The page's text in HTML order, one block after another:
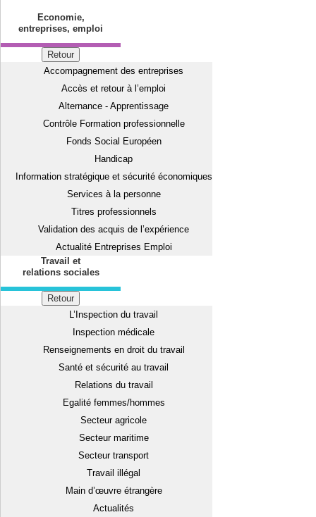
Economie,
entreprises, emploi
Retour
Accompagnement des entreprises
Accès et retour à l’emploi
Alternance - Apprentissage
Contrôle Formation professionnelle
Fonds Social Européen
Handicap
Information stratégique et sécurité économiques
Services à la personne
Titres professionnels
Validation des acquis de l’expérience
Actualité Entreprises Emploi
Travail et
relations sociales
Retour
L’Inspection du travail
Inspection médicale
Renseignements en droit du travail
Santé et sécurité au travail
Relations du travail
Egalité femmes/hommes
Secteur agricole
Secteur maritime
Secteur transport
Travail illégal
Main d’œuvre étrangère
Actualités